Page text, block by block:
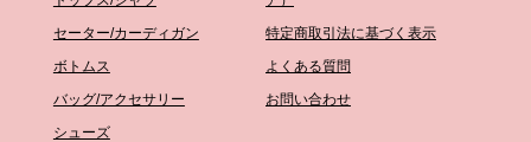
セーター/カーディガン
ボトムス
バッグ/アクセサリー
シューズ
特定商取引法に基づく表示
よくある質問
お問い合わせ